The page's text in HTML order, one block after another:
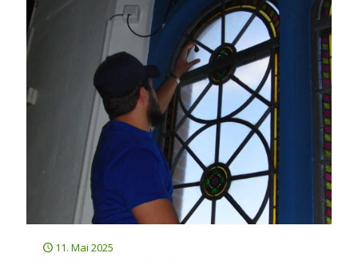
11. Mai 2025